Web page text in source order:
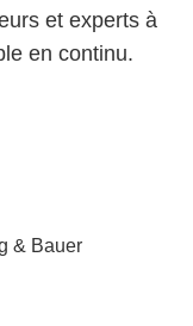
et experts à
en continu.
& Bauer